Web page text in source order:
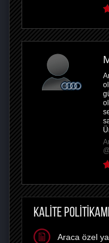
KALİTE
Araca özel